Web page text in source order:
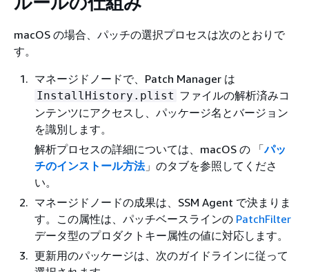
macOS の場合、パッチの選択プロセスは次のとおりで
す。
マネージドノードで、Patch Manager は
InstallHistory.plist ファイルの解析済みコ
ンテンツにアクセスし、パッケージ名とバージョン
を識別します。
解析プロセスの詳細については、macOS の 「パッ
チのインストール方法」のタブを参照してくださ
い。
マネージドノードの成果は、SSM Agent で決まりま
す。この属性は、パッチベースラインの PatchFilter
データ型のプロダクトキー属性の値に対応します。
更新用のパッケージは、次のガイドラインに従って